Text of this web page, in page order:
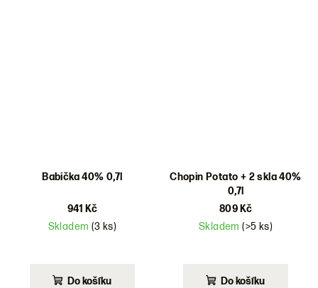
Babička 40% 0,7l
941 Kč
Skladem (3 ks)
Do košíku
Chopin Potato + 2 skla 40%
0,7l
809 Kč
Skladem(>5 ks)
Do košíku